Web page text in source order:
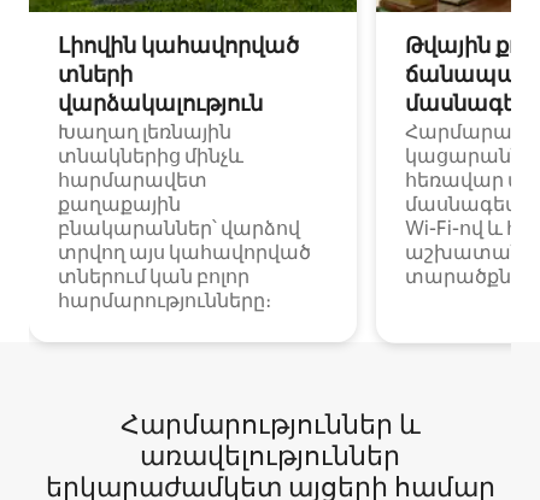
Լիովին կահավորված
տների
վարձակալություն
Խաղաղ լեռնային
տնակներից մինչև
հարմարավետ
քաղաքային
բնակարաններ՝ վարձով
տրվող այս կահավորված
տներում կան բոլոր
հարմարությունները։
Թվային
հեռավար
Wi-Fi-ով և
Հարմարություններ և
առավելություններ
երկարաժամկետ այցերի համար